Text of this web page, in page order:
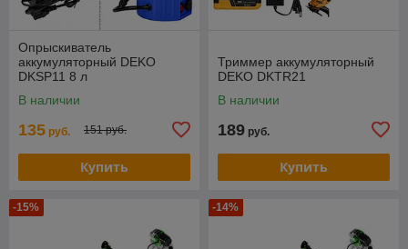
Опрыскиватель
аккумуляторный DEKO
DKSP11 8 л
В наличии
135 руб. 151 руб.
Купить
Триммер аккумуляторный
DEKO DKTR21
В наличии
189 руб.
Купить
-15% -14%